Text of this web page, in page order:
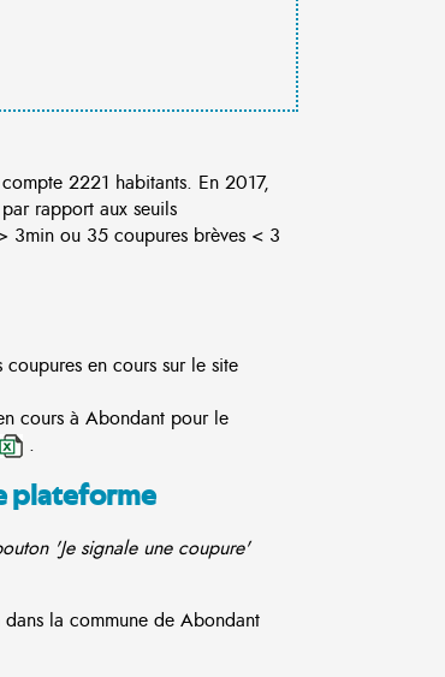
2221 habitants. En 2017,
rapport aux seuils
3min ou 35 coupures brèves < 3
en cours sur le site
cours à Abondant pour le
.
plateforme
'Je signale une coupure'
la commune de Abondant